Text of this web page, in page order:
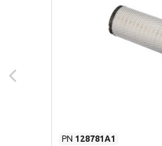
PN 128781A1